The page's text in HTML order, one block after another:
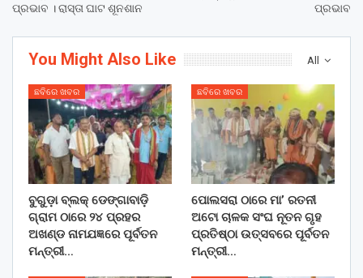
ପ୍ରଭାବ । ରାସ୍ତା ଘାଟ ଶୂନଶାନ
ପ୍ରଭାବ
All
You Might Also Like
ଛବିରେ ଖବର
ବୁଗୁଡ଼ା ବ୍ଲକ୍ ଡେଙ୍ଗାବାଡ଼ି
ଗ୍ରାମ ଠାରେ ୨୪ ପ୍ରହର
ଅଖଣ୍ଡ ନାମଯଜ୍ଞରେ ପୂର୍ବତନ
ମନ୍ତ୍ରୀ…
ଛବିରେ ଖବର
ପୋଲସରା ଠାରେ ମା’ ରତନୀ
ଅଟୋ ଚାଳକ ସଂଘ ନୂତନ ଗୃହ
ପ୍ରତିଷ୍ଠା ଉତ୍ସବରେ ପୂର୍ବତନ
ମନ୍ତ୍ରୀ…